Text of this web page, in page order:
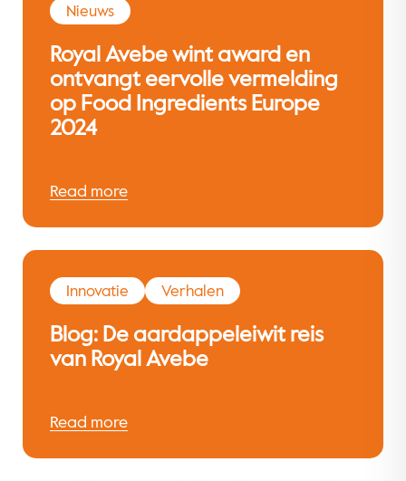
Nieuws
Royal Avebe wint award en
ontvangt eervolle vermelding
op Food Ingredients Europe
2024
Read more
Innovatie Verhalen
Blog: De aardappeleiwit reis
van Royal Avebe
Read more